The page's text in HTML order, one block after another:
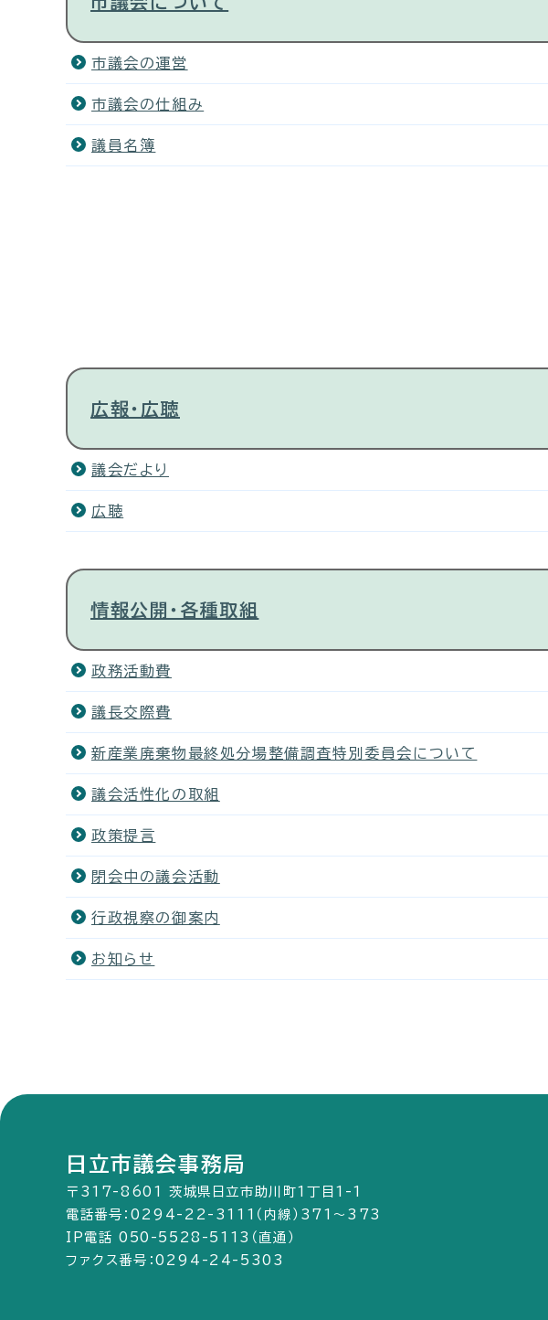
市議会の運営
市議会の仕組み
議員名簿
広報・広聴
議会だより
広聴
情報公開・各種取組
政務活動費
議長交際費
新産業廃棄物最終処分場整備調査特別委員会について
議会活性化の取組
政策提言
閉会中の議会活動
行政視察の御案内
お知らせ
日立市議会事務局
〒317-8601 茨城県日立市助川町1丁目1-1
電話番号：0294-22-3111（内線）371～373
IP電話 050-5528-5113（直通）
ファクス番号：0294-24-5303